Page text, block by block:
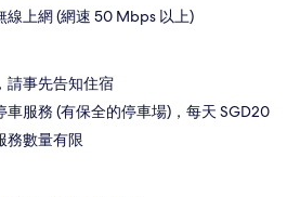
線上網 (網速 50 Mbps 以上)
請事先告知住宿
車服務 (有保全的停車場)，每天 SGD20
務數量有限